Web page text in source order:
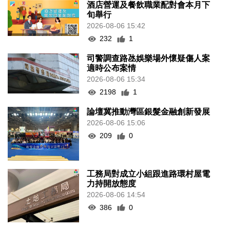
酒店營運及餐飲職業配對會本月下
旬舉行
2026-08-06 15:42
232
1
司警調查路氹娛樂場外懷疑傷人案
適時公布案情
2026-08-06 15:34
2198
1
論壇冀推動灣區銀髮金融創新發展
2026-08-06 15:06
209
0
工務局對成立小組跟進路環村屋電
力持開放態度
2026-08-06 14:54
386
0